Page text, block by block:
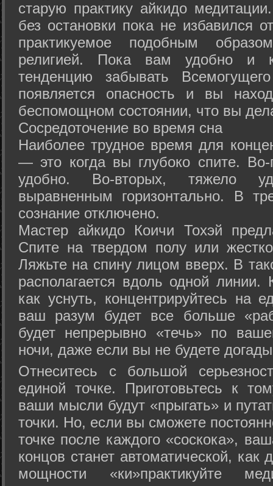
старую практику айкидо
без остановки пока не избавился
практикуемое подобным
религией. Пока вам удобно и
тенденцию забывать
появляется опасность и вы
беспомощном состоянии, что вы
Сосредоточение во время сна
Наиболее трудное время для
— это когда вы глубоко спите.
удобно. Во-вторых, тяжело
выравненным горизонтально. В
сознание отключено.
Мастер айкидо Коичи Тохэй
Спите на твердом полу или
Ляжьте на спину лицом вверх. В
располагается вдоль одной
как уснуть, концентрируйтесь на
ваш разум будет все больше
будет непрерывно «течь» по
ночи, даже если вы не будете
Отнеситесь с большой
единой точке. Приготовьтесь к
ваши мысли будут «прыгать» и
точки. Но, если вы сможете
точке после каждого «соскока»,
концов станет автоматической,
мощности «ки»практикуйте